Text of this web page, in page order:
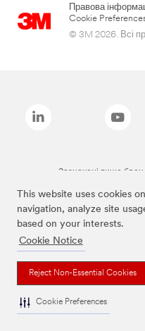
This website uses cookies
navigation, analyze site
based on your interests.
Cookie Notice
Reject Non-Essential Cookies
Cookie Preferences
Правова
Cookie
© 3M 2026. Всі
Зазначені вище